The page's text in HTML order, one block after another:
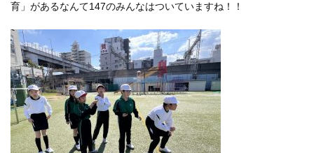
育」があるなんて147のみんなはついていますね！！